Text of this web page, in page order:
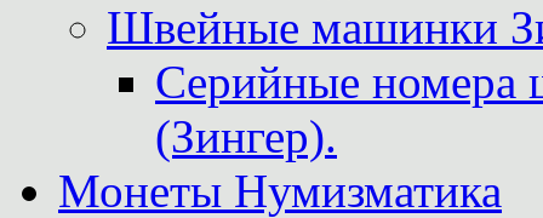
Швейные машинки
Серийные
(Зингер).
Монеты Нумизматика